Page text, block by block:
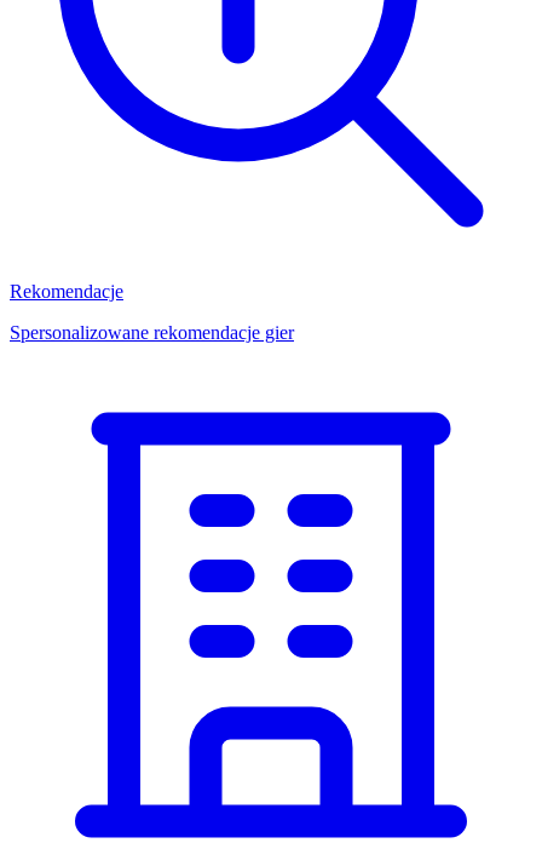
Rekomendacje
Spersonalizowane rekomendacje gier